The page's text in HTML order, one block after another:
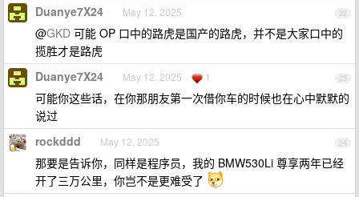
22
Duanye7X24 May 12, 2025
@GKD 可能 OP 口中的路虎是国产的路虎，并不是大家口中的
揽胜才是路虎
23
Duanye7X24 May 12, 2025 1
可能你这些话，在你那朋友第一次借你车的时候也在心中默默的
说过
24
rockddd May 12, 2025
那要是告诉你，同样是程序员，我的 BMW530Li 尊享两年已经
开了三万公里，你岂不是更难受了